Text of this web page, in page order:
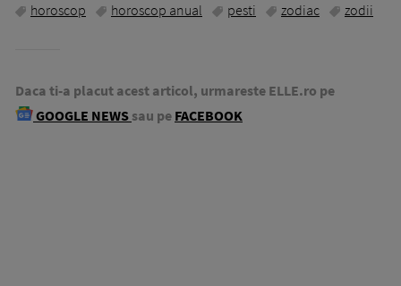
horoscop horoscop anual pesti zodiac zodii
Daca ti-a placut acest articol, urmareste ELLE.ro pe
GOOGLE NEWS sau pe FACEBOOK